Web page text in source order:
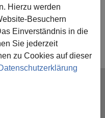
Hierzu werden
Besuchern
Einverständnis in die
Sie jederzeit
zu Cookies auf dieser